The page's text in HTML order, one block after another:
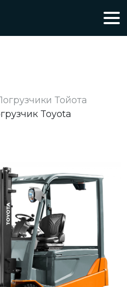
Тойота
Toyota